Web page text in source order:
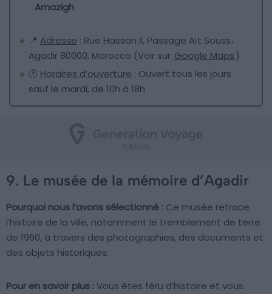
Amazigh
📍 Adresse : Rue Hassan II, Passage Aït Souss،
Agadir 80000, Morocco (Voir sur Google Maps)
🕐 Horaires d’ouverture : Ouvert tous les jours
sauf le mardi, de 10h à 18h
9. Le musée de la mémoire d’Agadir
Pourquoi nous l’avons sélectionné : Ce musée retrace
l’histoire de la ville, notamment le tremblement de terre
de 1960, à travers des photographies, des documents et
des objets historiques.
Pour en savoir plus :Vous êtes féru d’histoire et vous